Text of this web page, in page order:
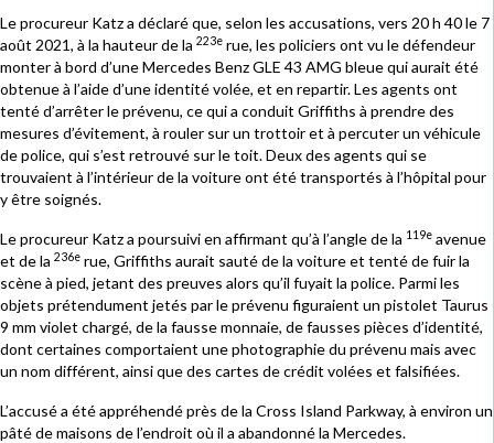
Le procureur Katz a déclaré que, selon les accusations, vers 20 h 40 le 7
août 2021, à la hauteur de la 223e rue, les policiers ont vu le défendeur
monter à bord d’une Mercedes Benz GLE 43 AMG bleue qui aurait été
obtenue à l’aide d’une identité volée, et en repartir. Les agents ont
tenté d’arrêter le prévenu, ce qui a conduit Griffiths à prendre des
mesures d’évitement, à rouler sur un trottoir et à percuter un véhicule
de police, qui s’est retrouvé sur le toit. Deux des agents qui se
trouvaient à l’intérieur de la voiture ont été transportés à l’hôpital pour
y être soignés.
Le procureur Katz a poursuivi en affirmant qu’à l’angle de la 119e avenue
et de la 236e rue, Griffiths aurait sauté de la voiture et tenté de fuir la
scène à pied, jetant des preuves alors qu’il fuyait la police. Parmi les
objets prétendument jetés par le prévenu figuraient un pistolet Taurus
9 mm violet chargé, de la fausse monnaie, de fausses pièces d’identité,
dont certaines comportaient une photographie du prévenu mais avec
un nom différent, ainsi que des cartes de crédit volées et falsifiées.
L’accusé a été appréhendé près de la Cross Island Parkway, à environ un
pâté de maisons de l’endroit où il a abandonné la Mercedes.